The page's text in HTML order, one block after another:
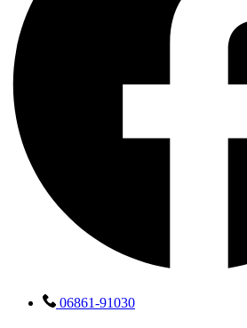
06861-91030